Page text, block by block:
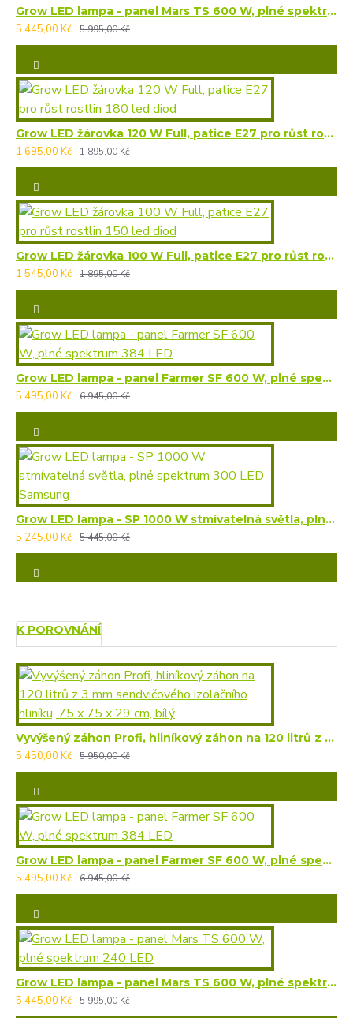
Grow LED lampa - panel Mars TS 600 W, plné spektrum 240 LED
5 445,00 Kč
5 995,00 Kč
Grow LED žárovka 120 W Full, patice E27 pro růst rostlin 180 led diod
1 695,00 Kč
1 895,00 Kč
Grow LED žárovka 100 W Full, patice E27 pro růst rostlin 150 led diod
1 545,00 Kč
1 895,00 Kč
Grow LED lampa - panel Farmer SF 600 W, plné spektrum 384 LED
5 495,00 Kč
6 945,00 Kč
Grow LED lampa - SP 1000 W stmívatelná světla, plné spektrum 300 LED Samsung
5 245,00 Kč
5 445,00 Kč
K POROVNÁNÍ
Vyvýšený záhon Profi, hliníkový záhon na 120 litrů z 3 mm sendvičového izolačního hliníku, 75 x 75 x 29 cm, bílý
5 450,00 Kč
5 950,00 Kč
Grow LED lampa - panel Farmer SF 600 W, plné spektrum 384 LED
5 495,00 Kč
6 945,00 Kč
Grow LED lampa - panel Mars TS 600 W, plné spektrum 240 LED
5 445,00 Kč
5 995,00 Kč